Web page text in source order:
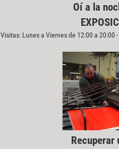
Oí a la
Visitas: Lunes a Viernes de 12:00 a 20:00
Recuperar